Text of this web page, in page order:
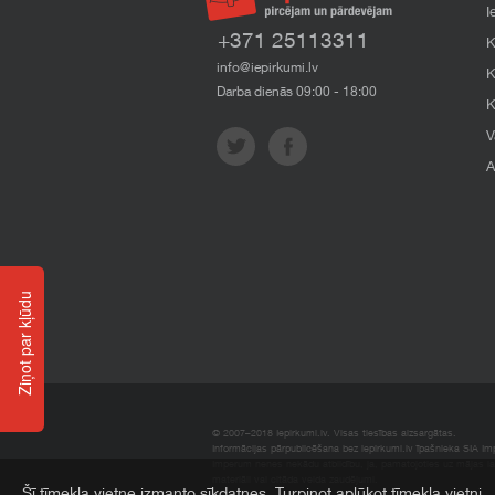
+371 25113311
info@iepirkumi.lv
Darba dienās 09:00 - 18:00
© 2007–2018 Iepirkumi.lv. Visas tiesības aizsargātas.
Informācijas pārpublicēšana bez iepirkumi.lv īpašnieka SIA
Ziņot par kļūdu